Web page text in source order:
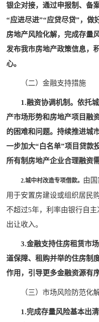
银企对接，通过申报制、备
“应进尽进”“应贷尽贷”，做
房地产风险化解，完成存量
发布我市房地产政策信息，
心。
（二）金融支持措施
1.融资协调机制。依托
产市场形势和房地产项目融
的困难和问题。持续推进城
一步加大“白名单”项目贷款
所有制房地产企业合理融资需
2.城中村改造专项借款。 由国
用于安置房建设或组织居民
不超过5年，利率由银行自
出让收入。
3.金融支持住房租赁市
道保障、租购并举的住房制
作用，引导更多金融资源有
（三）市场风险防范化
1.完成存量风险基本出